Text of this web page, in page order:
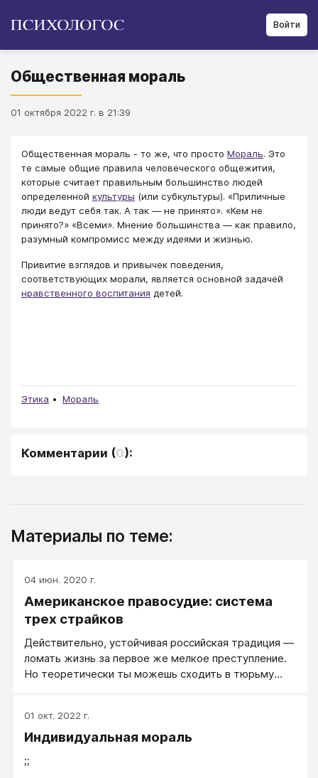
Войти
Общественная мораль
01 октября 2022 г. в 21:39
Общественная мораль - то же, что просто Мораль. Это
те самые общие правила человеческого общежития,
которые считает правильным большинство людей
определенной культуры (или субкультуры). «Приличные
люди ведут себя так. А так — не принято». «Кем не
принято?» «Всеми». Мнение большинства — как правило,
разумный компромисс между идеями и жизнью.
Привитие взглядов и привычек поведения,
соответствующих морали, является основной задачей
нравственного воспитания детей.
Этика Мораль
Комментарии (0):
Материалы по теме:
04 июн. 2020 г.
Американское правосудие: система
трех страйков
Действительно, устойчивая российская традиция —
ломать жизнь за первое же мелкое преступление.
Но теоретически ты можешь сходить в тюрьму
невозможно ни при каких обстоятельствах.
01 окт. 2022 г.
Индивидуальная мораль
;;